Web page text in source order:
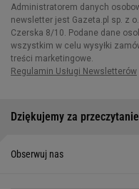
Dziękujemy za przeczytanie
Obserwuj nas